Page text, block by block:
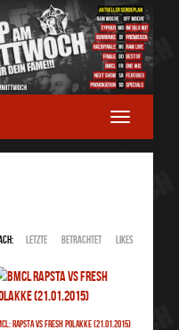
Letzte Betrachtet Likes
Rapsta vs Fresh Polakke (21.01.2015)